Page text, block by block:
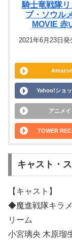
騎士竜戦隊
ブ・ソウル
MOVIE 赤
2021年6月23日
Yahoo!ショ
アニメイ
TOWER
キャスト・
【キャスト】
◆魔進戦隊キラ
リーム
小宮璃央 木原瑠